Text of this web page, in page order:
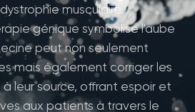
musculaire.
génique symbolise l'aube
peut non seulement
mais également corriger les
leur source, offrant espoir et
aux patients à travers le